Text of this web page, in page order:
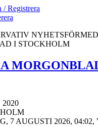
/ Registrera
I STOCKHOLM
2020
7 AUGUSTI 2026, 04:02,